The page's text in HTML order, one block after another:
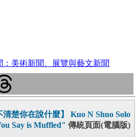
：美術新聞、展覽與藝文新聞
楚你在說什麼】 Kuo N Shuo Solo
Say is Muffled" 傳統頁面(電腦版)